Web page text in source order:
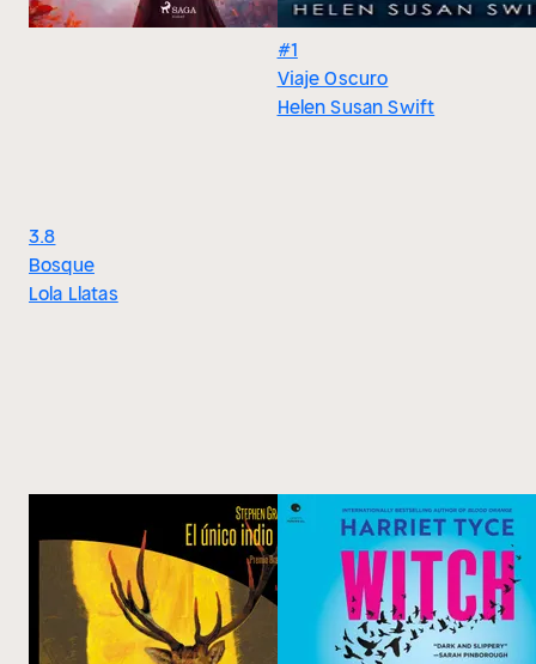
3.8
Bosque
Lola Llatas
#1
Viaje Oscuro
Helen Susan Swift